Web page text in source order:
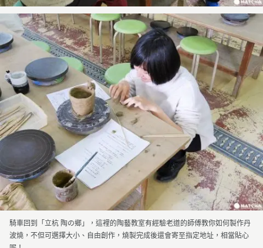
騎車回到「立杭 陶の鄉」，這裡的陶藝教室有經驗老道的師傅教你如何製作丹
波燒，不但可選擇大小、自由創作，燒製完成後還會寄至指定地址，相當貼心